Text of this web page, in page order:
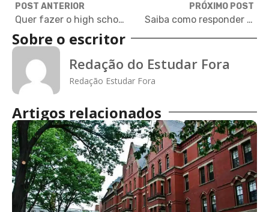
POST ANTERIOR
Quer fazer o high school nos EUA? Veja quais são as melhores escolas públicas
PRÓXIMO POST
Saiba como responder a cinco questões muito comuns no college interview
Sobre o escritor
Redação do Estudar Fora
Redação Estudar Fora
Artigos relacionados